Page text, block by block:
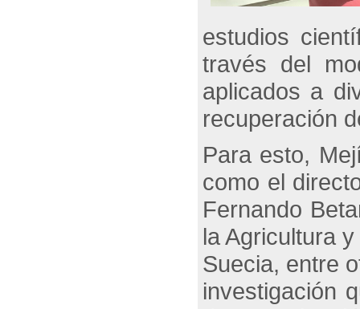
estudios
través del
aplicados a
recuperación
Para esto,
como el
Fernando
la Agricultura
Suecia, entre
investigación